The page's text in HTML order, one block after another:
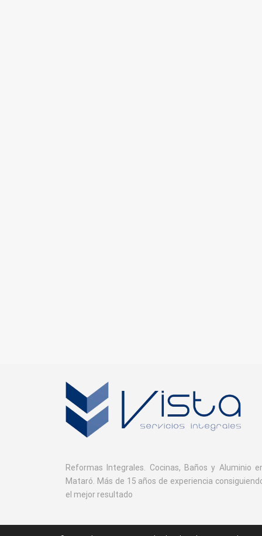
Reformas Integrales. Cocinas, Baños y Aluminio
Mataró. Más de 15 años de experiencia
el mejor resultado